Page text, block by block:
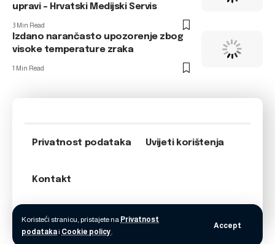
Koristeći stranicu, pristajete na Privatnost
podatakai Cookie policy.
Accept
upravi – Hrvatski Medijski Servis
3 Min Read
Izdano narančasto upozorenje zbog
visoke temperature zraka
1 Min Read
Privatnost podataka Uvijeti korištenja
Kontakt